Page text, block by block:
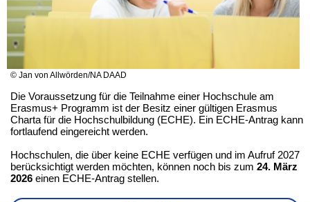
© Jan von Allwörden/NA DAAD
Die Voraussetzung für die Teilnahme einer Hochschule am
Erasmus+ Programm ist der Besitz einer gültigen Erasmus
Charta für die Hochschulbildung (ECHE). Ein ECHE-Antrag kann
fortlaufend eingereicht werden.
Hochschulen, die über keine ECHE verfügen und im Aufruf 2027
berücksichtigt werden möchten, können noch bis zum 24. März
2026 einen ECHE-Antrag stellen.